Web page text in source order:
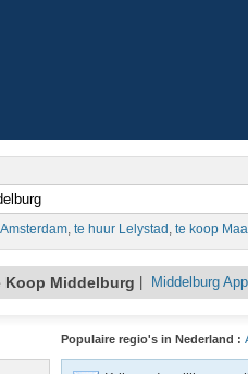
, te huur Lelystad , te koop
Koop Middelburg Middelburg
Populaire regio's in Nederland :